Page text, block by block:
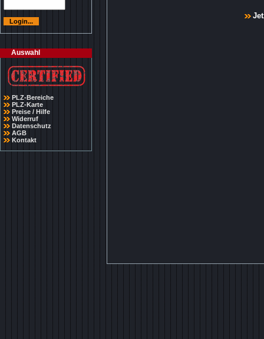
Auswahl
PLZ-Bereiche
PLZ-Karte
Preise / Hilfe
Widerruf
Datenschutz
AGB
Kontakt